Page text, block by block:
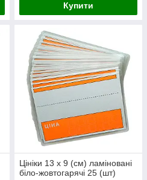
Купити
Цініки 13 х 9 (см) ламіновані
біло-жовтогарячі 25 (шт)